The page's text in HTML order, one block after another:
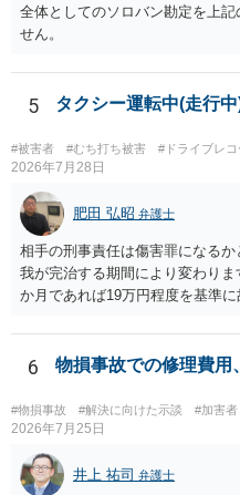
全体としてのソロバン勘定を上
せん。
5 タクシー運転中(走行
#被害者 #むち打ち被害 #ドライブレ
2026年7月28日
肥田 弘昭 弁護士
相手の刑事責任は傷害罪になる
我が完治する期間により変わり
か月であれば19万円程度を基準
上がるかと思います。ご参考にし
6 物損事故での修理費用
#物損事故 #解決に向けた示談 #加害者
2026年7月25日
井上 祐司 弁護士